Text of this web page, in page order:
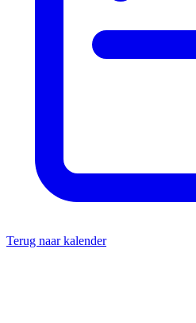
Terug naar kalender